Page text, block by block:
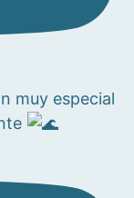
muy especial